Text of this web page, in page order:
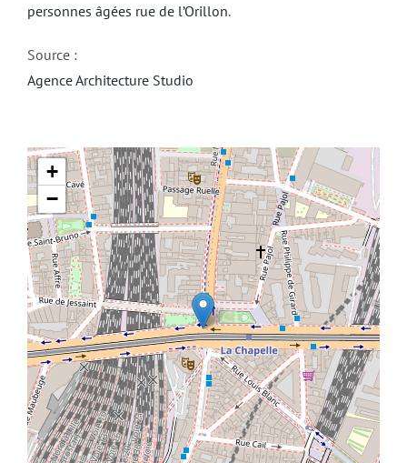
personnes âgées rue de l’Orillon.
Source :
Agence Architecture Studio
+
−